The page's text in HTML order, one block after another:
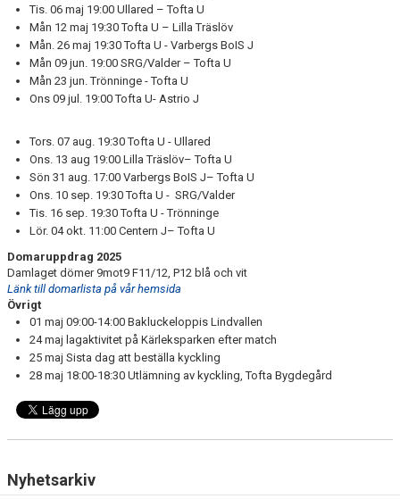
Tis. 06 maj 19:00 Ullared – Tofta U
Mån 12 maj 19:30 Tofta U – Lilla Träslöv
Mån. 26 maj 19:30 Tofta U - Varbergs BoIS J
Mån 09 jun. 19:00 SRG/Valder – Tofta U
Mån 23 jun. Trönninge - Tofta U
Ons 09 jul. 19:00 Tofta U- Astrio J
Tors. 07 aug. 19:30 Tofta U - Ullared
Ons. 13 aug 19:00 Lilla Träslöv– Tofta U
Sön 31 aug. 17:00 Varbergs BoIS J– Tofta U
Ons. 10 sep. 19:30 Tofta U - SRG/Valder
Tis. 16 sep. 19:30 Tofta U - Trönninge
Lör. 04 okt. 11:00 Centern J– Tofta U
Domaruppdrag 2025
Damlaget dömer 9mot9 F11/12, P12 blå och vit
Länk till domarlista på vår hemsida
Övrigt
01 maj 09:00-14:00 Bakluckeloppis Lindvallen
24 maj lagaktivitet på Kärleksparken efter match
25 maj Sista dag att beställa kyckling
28 maj 18:00-18:30 Utlämning av kyckling, Tofta Bygdegård
Nyhetsarkiv